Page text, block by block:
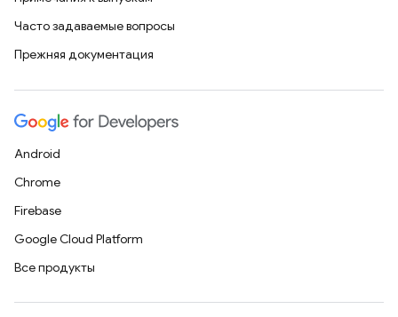
Часто задаваемые вопросы
Прежняя документация
Android
Chrome
Firebase
Google Cloud Platform
Все продукты